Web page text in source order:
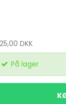
DKK
På lager